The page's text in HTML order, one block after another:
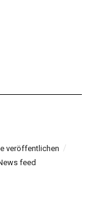
veröffentlichen
feed